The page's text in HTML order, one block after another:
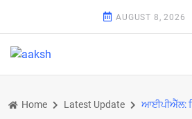
AUGUST 8, 2026
Home Latest Update